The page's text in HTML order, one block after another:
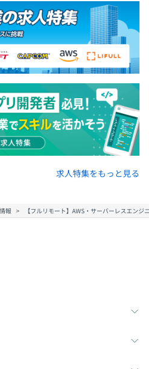
プロジェクトチームは
とデザイナーで構成され常時8
、マーケ担当）とも連携し、自
求人特集をもっと見る
報 【フルリモート】AWS・サーバーレスエン